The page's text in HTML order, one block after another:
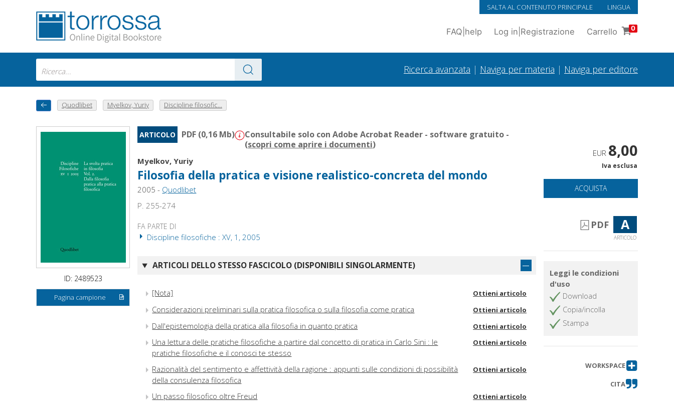
SALTA AL CONTENUTO PRINCIPALE LINGUA
FAQ help Log in Registrazione Carrello 0
Ricerca avanzata | Naviga per materia | Naviga per editore
Quodlibet Myelkov, Yuriy Discipline filosofic...
ID: 2489523
Pagina campione
ARTICOLO PDF (0,16 Mb)
Consultabile solo con Adobe Acrobat Reader - software gratuito -
(scopri come aprire i documenti)
Myelkov, Yuriy
Filosofia della pratica e visione realistico-concreta del mondo
2005 - Quodlibet
P. 255-274
FA PARTE DI
Discipline filosofiche : XV, 1, 2005
ARTICOLI DELLO STESSO FASCICOLO (DISPONIBILI SINGOLARMENTE)
[Nota] Ottieni articolo
Considerazioni preliminari sulla pratica filosofica o sulla filosofia come pratica Ottieni articolo
Dall'epistemologia della pratica alla filosofia in quanto pratica Ottieni articolo
Una lettura delle pratiche filosofiche a partire dal concetto di pratica in Carlo Sini : le
pratiche filosofiche e il conosci te stesso
Ottieni articolo
Razionalità del sentimento e affettività della ragione : appunti sulle condizioni di possibilità
della consulenza filosofica
Ottieni articolo
Un passo filosofico oltre Freud Ottieni articolo
EUR 8,00
Iva esclusa
ACQUISTA
PDF A
ARTICOLO
Leggi le condizioni
d'uso
Download
Copia/incolla
Stampa
WORKSPACE
CITA